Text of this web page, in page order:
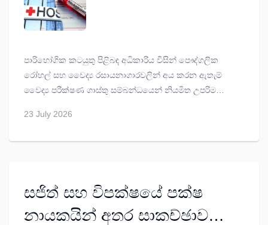
පාරිභෝගික කටයුතු පිළිබඳ අධිකාරිය විසින් පෞද්ගලික
රෝහල් සහ වෛද්‍ය රසායනාගාරවලින් අය කරන ඇතැම්
වෛද්‍ය පරීක්ෂණ ගාස්තු සම්බන්ධයෙන් නියමිත උපරිම
23 July 2026
සජිත් සහ විපක්ෂයේ පක්ෂ
නායකයින් අතර සාකච්ඡාව